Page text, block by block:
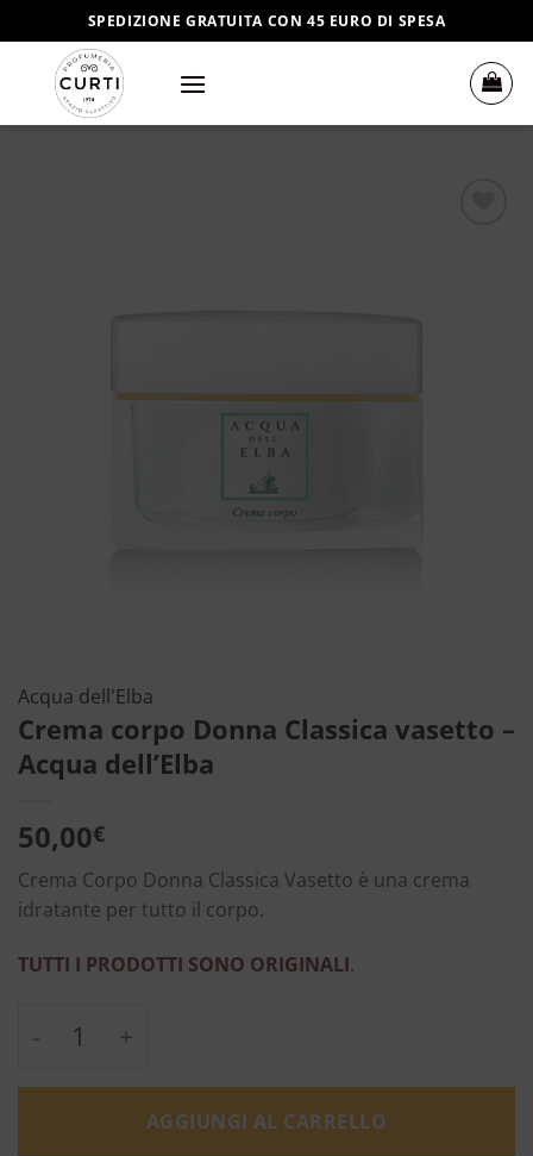
ai
contenuti
SPEDIZIONE GRATUITA CON 45 EURO DI SPESA
Acqua dell'Elba
Crema corpo Donna Classica vasetto –
Acqua dell’Elba
50,00€
Crema Corpo Donna Classica Vasetto è una crema
idratante per tutto il corpo.
TUTTI I PRODOTTI SONO ORIGINALI.
Crema corpo Donna Classica vasetto -
AGGIUNGI AL CARRELLO